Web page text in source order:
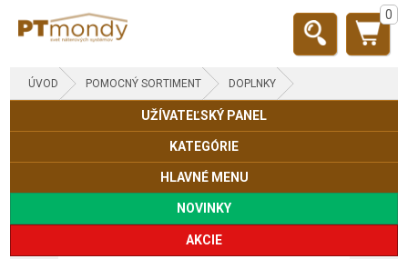
0
ÚVOD POMOCNÝ SORTIMENT DOPLNKY
UŽÍVATEĽSKÝ PANEL
KATEGÓRIE
HLAVNÉ MENU
NOVINKY
AKCIE